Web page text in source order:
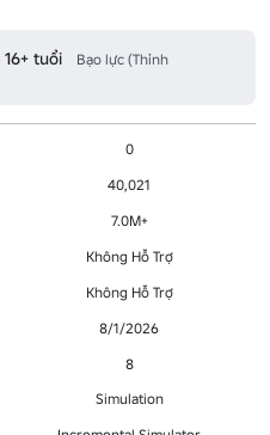
tuổi
Bạo lực (Thỉnh
0
40,021
7.0M+
Không Hỗ Trợ
Không Hỗ Trợ
8/1/2026
8
Simulation